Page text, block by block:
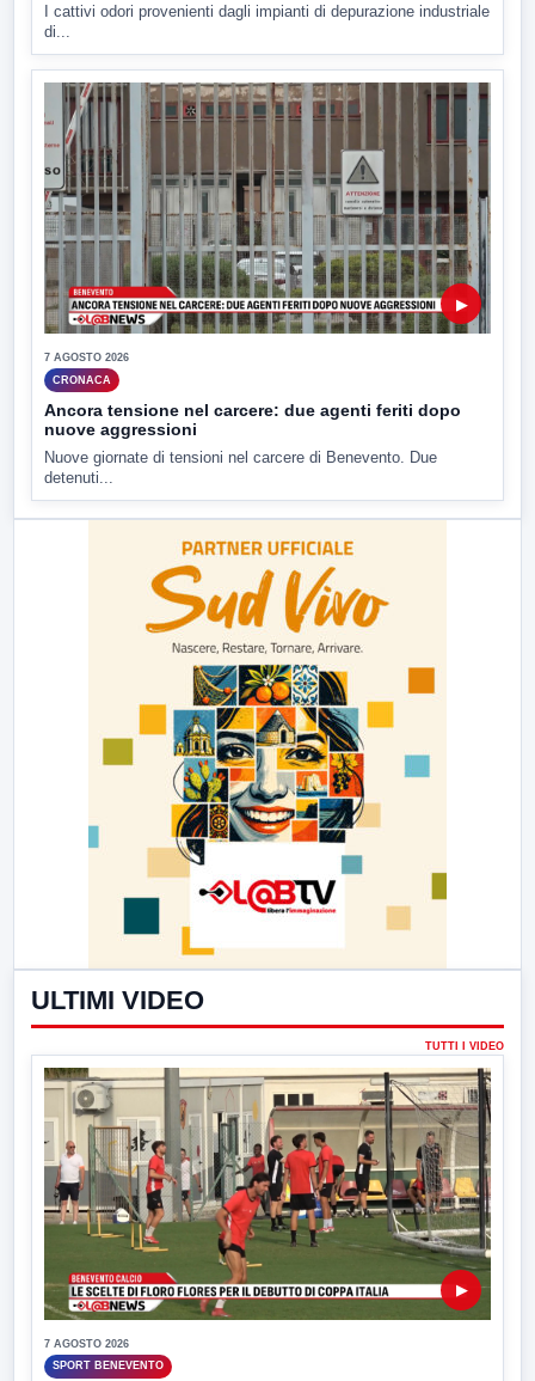
I cattivi odori provenienti dagli impianti di depurazione industriale
di...
▶
7 AGOSTO 2026
CRONACA
Ancora tensione nel carcere: due agenti feriti dopo
nuove aggressioni
Nuove giornate di tensioni nel carcere di Benevento. Due
detenuti...
ULTIMI VIDEO
TUTTI I VIDEO
▶
7 AGOSTO 2026
SPORT BENEVENTO